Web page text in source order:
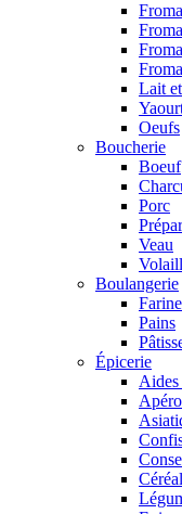
Lait
Oeufs
Boucherie
Boeuf
Porc
Veau
Boulangerie
Pains
Épicerie